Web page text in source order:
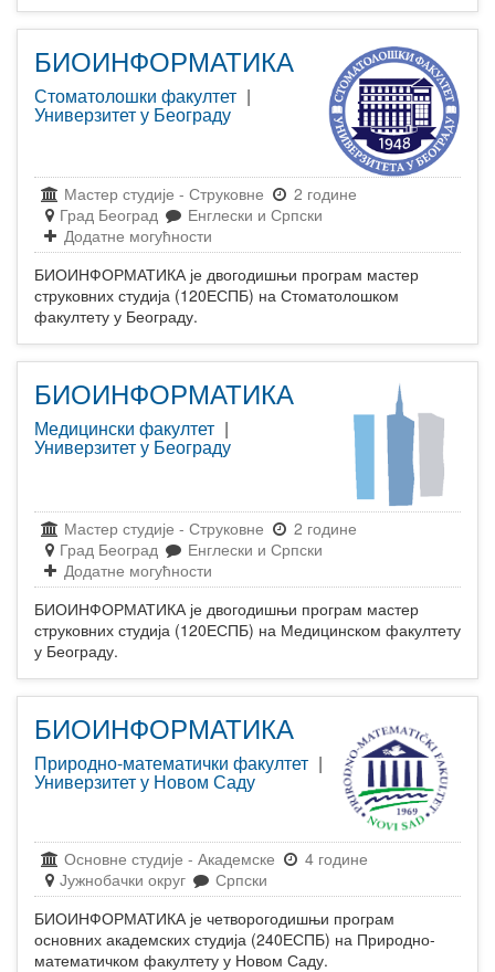
БИОИНФОРМАТИКА
Стоматолошки факултет |
Универзитет у Београду
Мастер студије - Струковне
2 године
Град Београд
Енглески и Српски
Додатне могућности
БИОИНФОРМАТИКА је двогодишњи програм мастер
струковних студија (120ЕСПБ) на Стоматолошком
факултету у Београду.
БИОИНФОРМАТИКА
Медицински факултет |
Универзитет у Београду
Мастер студије - Струковне
2 године
Град Београд
Енглески и Српски
Додатне могућности
БИОИНФОРМАТИКА је двогодишњи програм мастер
струковних студија (120ЕСПБ) на Медицинском факултету
у Београду.
БИОИНФОРМАТИКА
Природно-математички факултет |
Универзитет у Новом Саду
Основне студије - Академске
4 године
Јужнобачки округ
Српски
БИОИНФОРМАТИКА је четворогодишњи програм
основних академских студија (240ЕСПБ) на Природно-
математичком факултету у Новом Саду.